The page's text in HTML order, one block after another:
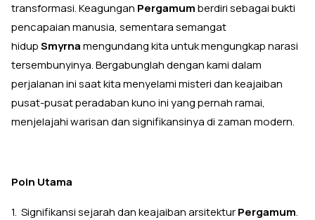
transformasi. Keagungan Pergamumberdiri sebagai bukti
pencapaian manusia, sementara semangat
hidupSmyrnamengundang kita untuk mengungkap narasi
tersembunyinya. Bergabunglah dengan kami dalam
perjalanan ini saat kita menyelami misteri dan keajaiban
pusat-pusat peradaban kuno ini yang pernah ramai,
menjelajahi warisan dan signifikansinya di zaman modern.
Poin Utama
1. Signifikansi sejarah dan keajaiban arsitekturPergamum.